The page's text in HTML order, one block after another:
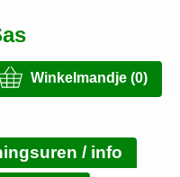
Winkelmandje (0)
/ info